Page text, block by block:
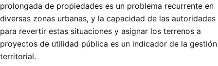
prolongada de propiedades es un problema recurrente en
diversas zonas urbanas, y la capacidad de las autoridades
para revertir estas situaciones y asignar los terrenos a
proyectos de utilidad pública es un indicador de la gestión
territorial.